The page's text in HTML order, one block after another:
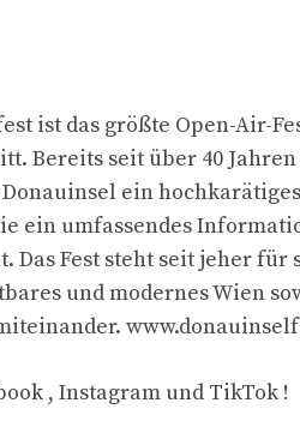
ist das größte Open-Air-
Bereits seit über 40
ein
ein umfassendes
Das Fest steht seit jeher für
und modernes Wien
, Instagram und TikTok !